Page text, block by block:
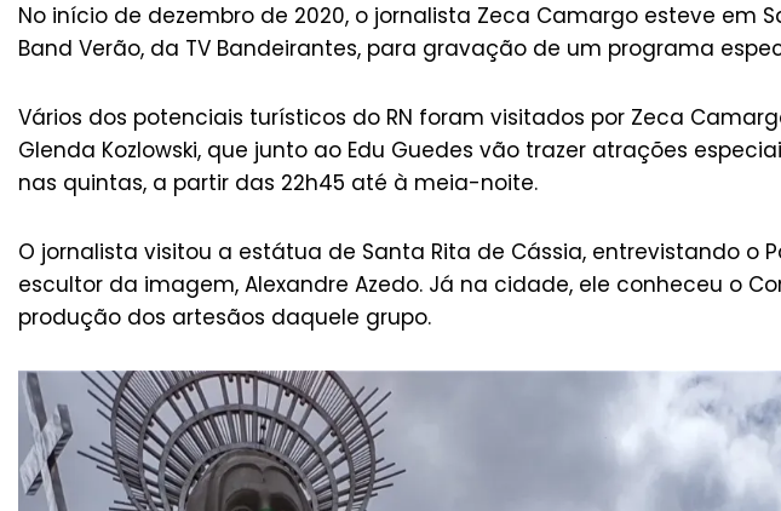
No início de dezembro de 2020, o jornalista Zeca Camargo esteve em
Band Verão, da TV Bandeirantes, para gravação de um programa
Vários dos potenciais turísticos do RN foram visitados por Zeca
Glenda Kozlowski, que junto ao Edu Guedes vão trazer atrações
nas quintas, a partir das 22h45 até à meia-noite.
O jornalista visitou a estátua de Santa Rita de Cássia, entrevistando o
escultor da imagem, Alexandre Azedo. Já na cidade, ele conheceu o
produção dos artesãos daquele grupo.